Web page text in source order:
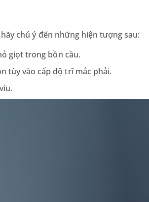
chú ý đến những hiện tượng sau:
giọt trong bồn cầu.
tùy vào cấp độ trĩ mắc phải.